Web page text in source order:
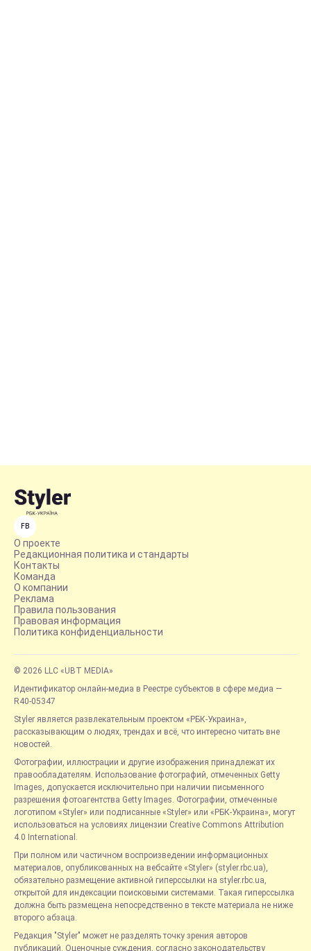
FB
О проекте
Редакционная политика и стандарты
Контакты
Команда
О компании
Реклама
Правила пользования
Правовая информация
Политика конфиденциальности
© 2026 LLC «UBT MEDIA»
Идентификатор онлайн-медиа в Реестре субъектов в сфере медиа —
R40-05347
Styler является развлекательным проектом «РБК-Украина»,
рассказывающим о людях, трендах и всё, что интересно читать вне
новостей.
Фотографии, иллюстрации и другие изображения принадлежат их
правообладателям. Использование фотографий, отмеченных Getty
Images, допускается исключительно при наличии письменного
разрешения фотоагентства Getty Images. Фотографии, отмеченные
логотипом «Styler» или подписанные «Styler» или «РБК-Украина», могут
использоваться на условиях лицензии Creative Commons Attribution
4.0 International.
При полном или частичном воспроизведении информационных
материалов, опубликованных на вебсайте «Styler» (styler.rbc.ua),
обязательно размещение активной гиперссылки на styler.rbc.ua,
открытой для индексации поисковыми системами. Такая гиперссылка
должна быть размещена непосредственно в тексте материала не ниже
второго абзаца.
Редакция "Styler" может не разделять точку зрения авторов
публикаций. Оценочные суждения, согласно законодательству